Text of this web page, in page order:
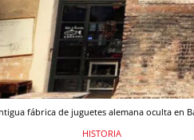
fábrica de juguetes alemana oculta en
HISTORIA